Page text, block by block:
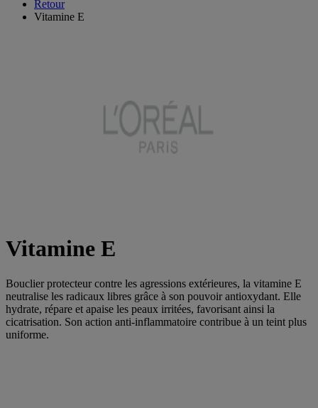
Retour
Vitamine E
Vitamine E
Bouclier protecteur contre les agressions extérieures, la vitamine E
neutralise les radicaux libres grâce à son pouvoir antioxydant. Elle
hydrate, répare et apaise les peaux irritées, favorisant ainsi la
cicatrisation. Son action anti-inflammatoire contribue à un teint plus
uniforme.